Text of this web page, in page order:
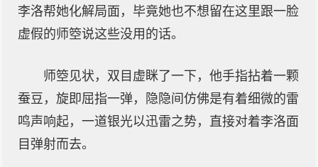
李洛帮她化解局面，毕竟她也不想留在这里跟一脸
虚假的师箜说这些没用的话。
师箜见状，双目虚眯了一下，他手指拈着一颗
蚕豆，旋即屈指一弹，隐隐间仿佛是有着细微的雷
鸣声响起，一道银光以迅雷之势，直接对着李洛面
目弹射而去。